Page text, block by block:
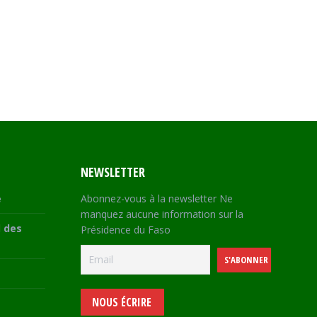
des
NEWSLETTER
Abonnez-vous à la newsletter Ne
manquez aucune information sur la
Présidence du Faso
NOUS ÉCRIRE